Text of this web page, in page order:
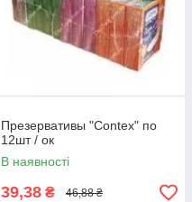
Презервативы "Contex" по
12шт / ок
В наявності
39,38 ₴ 46,88 ₴